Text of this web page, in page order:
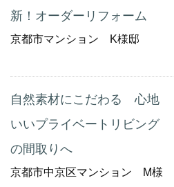
新！オーダーリフォーム
京都市マンション K様邸
自然素材にこだわる 心地
いいプライベートリビング
の間取りへ
京都市中京区マンション M様